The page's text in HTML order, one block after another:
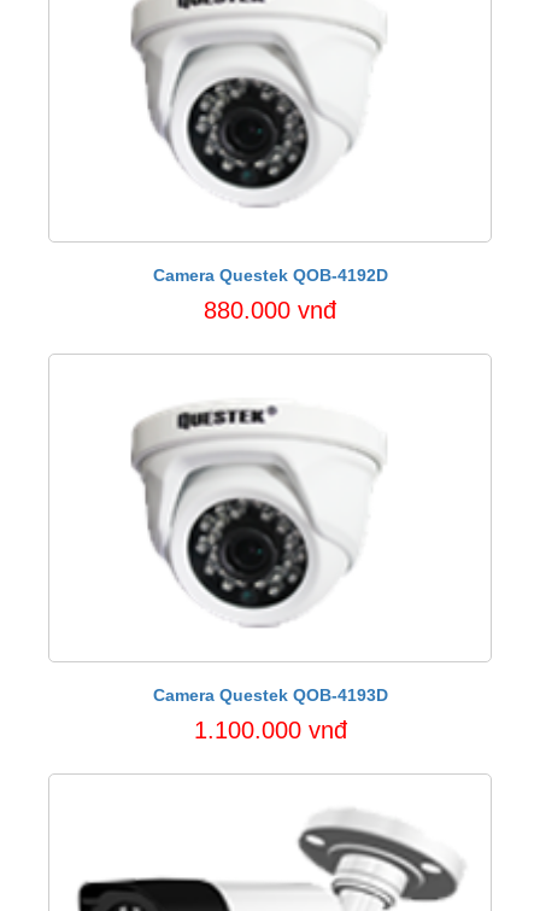
Camera Questek QOB-4192D
880.000 vnđ
Camera Questek QOB-4193D
1.100.000 vnđ